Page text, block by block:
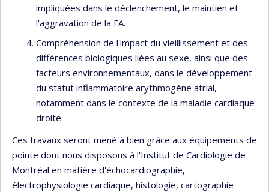
impliquées dans le déclenchement, le maintien et
l'aggravation de la FA.
Compréhension de l'impact du vieillissement et des
différences biologiques liées au sexe, ainsi que des
facteurs environnementaux, dans le développement
du statut inflammatoire arythmogéne atrial,
notamment dans le contexte de la maladie cardiaque
droite.
Ces travaux seront mené à bien grâce aux équipements de
pointe dont nous disposons à l'Institut de Cardiologie de
Montréal en matière d'échocardiographie,
électrophysiologie cardiaque, histologie, cartographie